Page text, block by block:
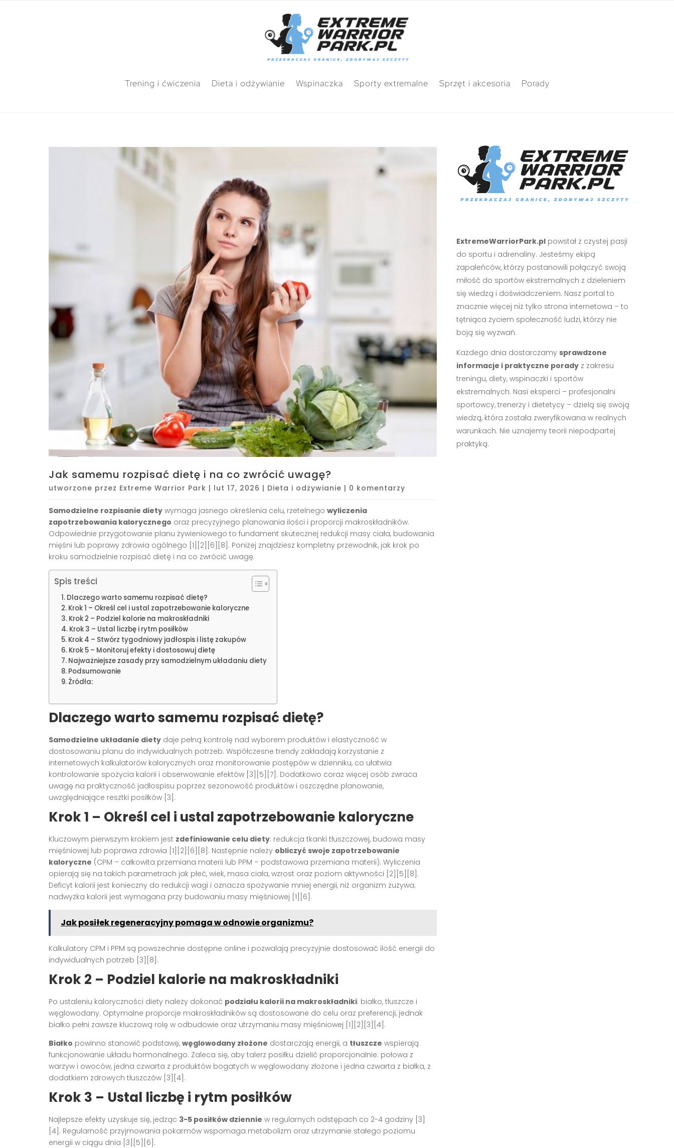
Trening i ćwiczenia Dieta i odżywianie Wspinaczka Sporty extremalne Sprzęt i akcesoria Porady
Jak samemu rozpisać dietę i na co zwrócić uwagę?
utworzone przez Extreme Warrior Park | lut 17, 2026 | Dieta i odżywianie | 0 komentarzy
Samodzielne rozpisanie diety wymaga jasnego określenia celu, rzetelnego wyliczenia
zapotrzebowania kalorycznego oraz precyzyjnego planowania ilości i proporcji makroskładników.
Odpowiednie przygotowanie planu żywieniowego to fundament skutecznej redukcji masy ciała, budowania
mięśni lub poprawy zdrowia ogólnego [1][2][6][8] . Poniżej znajdziesz kompletny przewodnik, jak krok po
kroku samodzielnie rozpisać dietę i na co zwrócić uwagę.
Spis treści
Dlaczego warto samemu rozpisać dietę?
Krok 1 – Określ cel i ustal zapotrzebowanie kaloryczne
Krok 2 – Podziel kalorie na makroskładniki
Krok 3 – Ustal liczbę i rytm posiłków
Krok 4 – Stwórz tygodniowy jadłospis i listę zakupów
Krok 5 – Monitoruj efekty i dostosowuj dietę
Najważniejsze zasady przy samodzielnym układaniu diety
Podsumowanie
Źródła:
Dlaczego warto samemu rozpisać dietę?
Samodzielne układanie diety daje pełną kontrolę nad wyborem produktów i elastyczność w
dostosowaniu planu do indywidualnych potrzeb. Współczesne trendy zakładają korzystanie z
internetowych kalkulatorów kalorycznych oraz monitorowanie postępów w dzienniku, co ułatwia
kontrolowanie spożycia kalorii i obserwowanie efektów [3][5][7] . Dodatkowo coraz więcej osób zwraca
uwagę na praktyczność jadłospisu poprzez sezonowość produktów i oszczędne planowanie,
uwzględniające resztki posiłków [3] .
Krok 1 – Określ cel i ustal zapotrzebowanie kaloryczne
Kluczowym pierwszym krokiem jest zdefiniowanie celu diety: redukcja tkanki tłuszczowej, budowa masy
mięśniowej lub poprawa zdrowia [1][2][6][8] . Następnie należy obliczyć swoje zapotrzebowanie
kaloryczne (CPM – całkowita przemiana materii lub PPM – podstawowa przemiana materii). Wyliczenia
opierają się na takich parametrach jak płeć, wiek, masa ciała, wzrost oraz poziom aktywności [2][5][8] .
Deficyt kalorii jest konieczny do redukcji wagi i oznacza spożywanie mniej energii, niż organizm zużywa;
nadwyżka kalorii jest wymagana przy budowaniu masy mięśniowej [1][6] .
Jak posiłek regeneracyjny pomaga w odnowie organizmu?
Kalkulatory CPM i PPM są powszechnie dostępne online i pozwalają precyzyjnie dostosować ilość energii do
indywidualnych potrzeb [3][8] .
Krok 2 – Podziel kalorie na makroskładniki
Po ustaleniu kaloryczności diety należy dokonać podziału kalorii na makroskładniki: białko, tłuszcze i
węglowodany. Optymalne proporcje makroskładników są dostosowane do celu oraz preferencji, jednak
białko pełni zawsze kluczową rolę w odbudowie oraz utrzymaniu masy mięśniowej [1][2][3][4] .
Białko powinno stanowić podstawę, węglowodany złożone dostarczają energii, a tłuszcze wspierają
funkcjonowanie układu hormonalnego. Zaleca się, aby talerz posiłku dzielić proporcjonalnie: połowa z
warzyw i owoców, jedna czwarta z produktów bogatych w węglowodany złożone i jedna czwarta z białka, z
dodatkiem zdrowych tłuszczów [3][4] .
Krok 3 – Ustal liczbę i rytm posiłków
Najlepsze efekty uzyskuje się, jedząc 3-5 posiłków dziennie w regularnych odstępach co 2-4 godziny [3]
[4] . Regularność przyjmowania pokarmów wspomaga metabolizm oraz utrzymanie stałego poziomu
energii w ciągu dnia [3][5][6] .
ExtremeWarriorPark.plpowstał z czystej pasji
do sportu i adrenaliny. Jesteśmy ekipą
zapaleńców, którzy postanowili połączyć swoją
miłość do sportów ekstremalnych z dzieleniem
się wiedzą i doświadczeniem. Nasz portal to
znacznie więcej niż tylko strona internetowa – to
tętniąca życiem społeczność ludzi, którzy nie
boją się wyzwań.
Każdego dnia dostarczamy sprawdzone
informacje i praktyczne poradyz zakresu
treningu, diety, wspinaczki i sportów
ekstremalnych. Nasi eksperci – profesjonalni
sportowcy, trenerzy i dietetycy – dzielą się swoją
wiedzą, która została zweryfikowana w realnych
warunkach. Nie uznajemy teorii niepodpartej
praktyką.